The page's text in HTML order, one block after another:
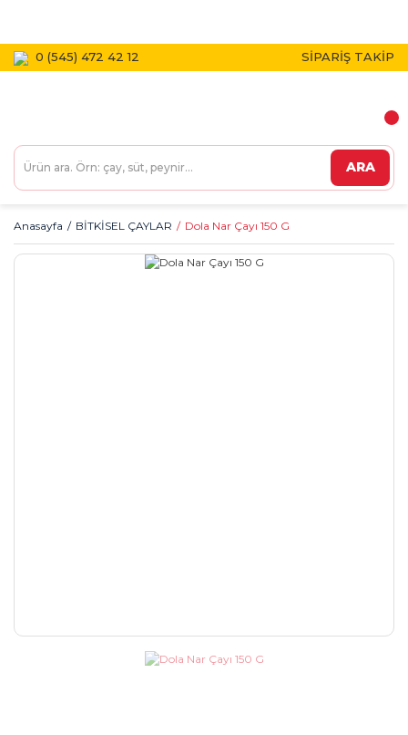
0 (545) 472 42 12 SİPARİŞ TAKİP
ARA
Anasayfa BİTKİSEL ÇAYLAR Dola Nar Çayı 150 G